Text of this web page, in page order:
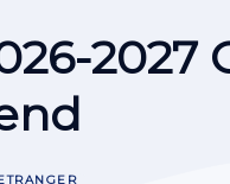
2027